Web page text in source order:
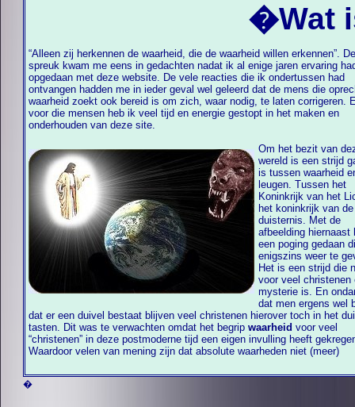
�Wat
“Alleen zij herkennen de waarheid, die de waarheid willen erkennen”.
spreuk kwam me eens in gedachten nadat ik al enige jaren ervaring had
opgedaan met deze website. De vele reacties die ik ondertussen had
ontvangen hadden me in ieder geval wel geleerd dat de mens die oprecht de
waarheid zoekt ook bereid is om zich, waar nodig, te laten corrigeren. En
voor die mensen heb ik veel tijd en energie gestopt in het maken en
onderhouden van deze site.
Om het bezit van
wereld is een strijd
is tussen waarheid
leugen. Tussen het
Koninkrijk van het
het koninkrijk van de
duisternis. Met de
afbeelding hiernaast
een poging gedaan
enigszins weer te
Het is een strijd die
voor veel christenen
mysterie is. En
dat men ergens wel
dat er een duivel bestaat blijven veel christenen hierover toch in het duister
tasten. Dit was te verwachten omdat het begripwaarheid voor veel
“christenen” in deze postmoderne tijd een eigen invulling heeft
Waardoor velen van mening zijn dat absolute waarheden niet (meer)
�